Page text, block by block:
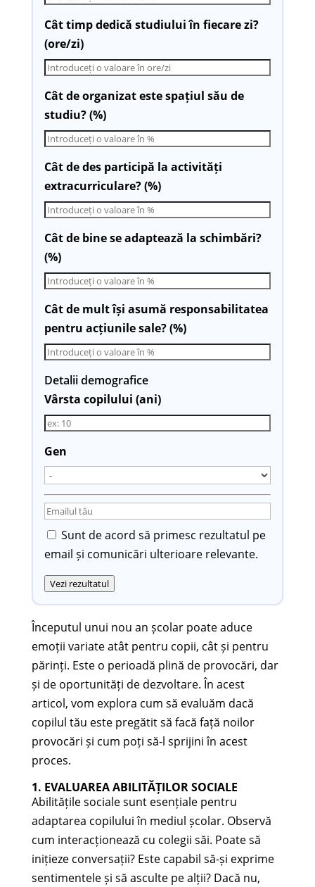
Cât timp dedică studiului în fiecare zi?
(ore/zi)
Cât de organizat este spațiul său de
studiu? (%)
Cât de des participă la activități
extracurriculare? (%)
Cât de bine se adaptează la schimbări?
(%)
Cât de mult își asumă responsabilitatea
pentru acțiunile sale? (%)
Detalii demografice
Vârsta copilului (ani)
Gen
Sunt de acord să primesc rezultatul pe
email și comunicări ulterioare relevante.
Vezi rezultatul
Începutul unui nou an școlar poate aduce
emoții variate atât pentru copii, cât și pentru
părinți. Este o perioadă plină de provocări, dar
și de oportunități de dezvoltare. În acest
articol, vom explora cum să evaluăm dacă
copilul tău este pregătit să facă față noilor
provocări și cum poți să-l sprijini în acest
proces.
1. EVALUAREA ABILITĂȚILOR SOCIALE
Abilitățile sociale sunt esențiale pentru
adaptarea copilului în mediul școlar. Observă
cum interacționează cu colegii săi. Poate să
inițieze conversații? Este capabil să-și exprime
sentimentele și să asculte pe alții? Dacă nu,